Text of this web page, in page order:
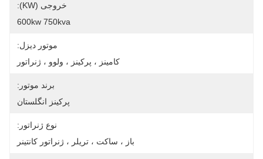
خروجی (KW):
600kw 750kva
موتور دیزل:
کامینز ، پرکینز ، ولوو ، ژنراتور
برند موتور:
پرکینز انگلستان
نوع ژنراتور:
باز ، ساکت ، تریلر ، ژنراتور کانتینر